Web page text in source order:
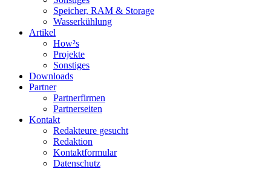
Speicher, RAM & Storage
Wasserkühlung
Artikel
How²s
Projekte
Sonstiges
Downloads
Partner
Partnerfirmen
Partnerseiten
Kontakt
Redakteure gesucht
Redaktion
Kontaktformular
Datenschutz